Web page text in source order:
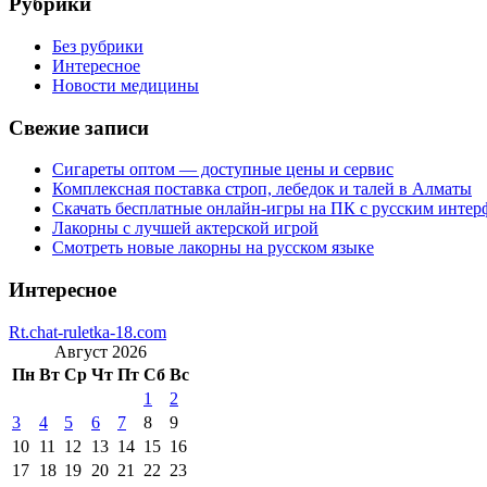
Без рубрики
Интересное
Новости медицины
Свежие записи
Сигареты оптом — доступные цены и сервис
Комплексная поставка строп, лебедок и талей в Алматы
Скачать бесплатные онлайн-игры на ПК с русским
Лакорны с лучшей актерской игрой
Смотреть новые лакорны на русском языке
Интересное
Rt.chat-ruletka-18.com
Август 2026
Пн Вт Ср Чт Пт Сб Вс
1
2
3
4 5 6 7 8
9
10 11 12 13 14 15 16
17 18 19 20 21 22 23